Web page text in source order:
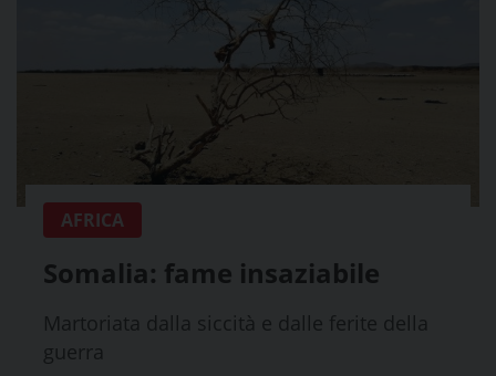
AFRICA
Somalia: fame insaziabile
Martoriata dalla siccità e dalle ferite della
guerra